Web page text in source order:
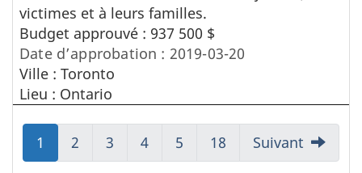
victimes et à leurs familles.
Budget approuvé : 937 500 $
Date d’approbation : 2019-03-20
Ville : Toronto
Lieu : Ontario
Aller
à:
1
Aller
à:
2
Aller
à:
3
Aller
à:
4
Aller
à:
5
Aller
à:
18 Suivant